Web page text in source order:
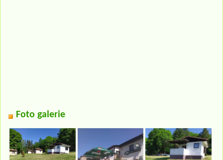
Foto galerie